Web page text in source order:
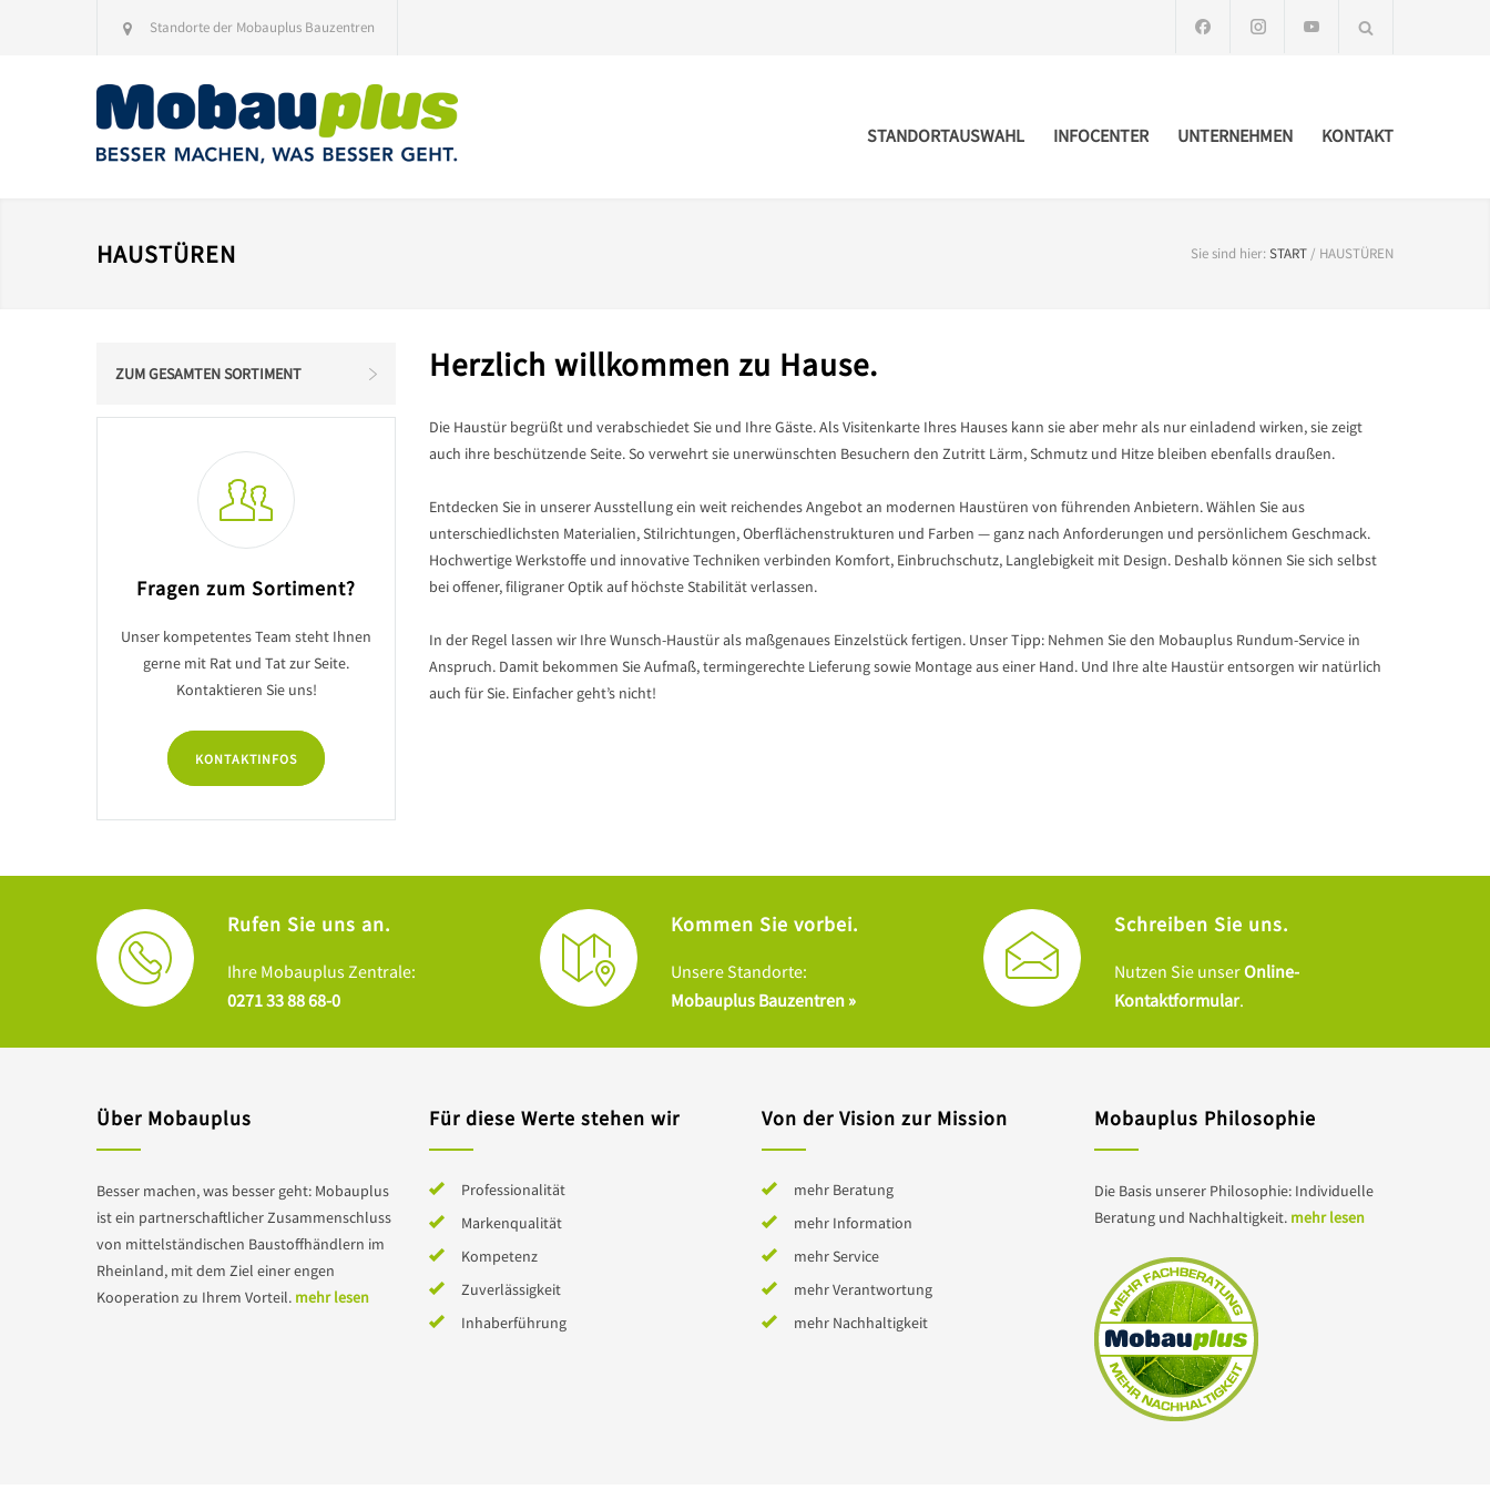
Standorte der Mobauplus Bauzentren
STANDORTAUSWAHL INFOCENTER UNTERNEHMEN KONTAKT
HAUSTÜREN Sie sind hier:START / HAUSTÜREN
ZUM GESAMTEN SORTIMENT
Fragen zum Sortiment?
Unser kompetentes Team steht Ihnen
gerne mit Rat und Tat zur Seite.
Kontaktieren Sie uns!
KONTAKTINFOS
Herzlich willkommen zu Hause.
Die Haustür begrüßt und verabschiedet Sie und Ihre Gäste. Als Visitenkarte Ihres Hauses kann sie aber mehr als nur einladend wirken, sie zeigt
auch ihre beschützende Seite. So verwehrt sie unerwünschten Besuchern den Zutritt Lärm, Schmutz und Hitze bleiben ebenfalls draußen.
Entdecken Sie in unserer Ausstellung ein weit reichendes Angebot an modernen Haustüren von führenden Anbietern. Wählen Sie aus
unterschiedlichsten Materialien, Stilrichtungen, Oberflächenstrukturen und Farben — ganz nach Anforderungen und persönlichem Geschmack.
Hochwertige Werkstoffe und innovative Techniken verbinden Komfort, Einbruchschutz, Langlebigkeit mit Design. Deshalb können Sie sich selbst
bei offener, filigraner Optik auf höchste Stabilität verlassen.
In der Regel lassen wir Ihre Wunsch-Haustür als maßgenaues Einzelstück fertigen. Unser Tipp: Nehmen Sie den Mobauplus Rundum-Service in
Anspruch. Damit bekommen Sie Aufmaß, termingerechte Lieferung sowie Montage aus einer Hand. Und Ihre alte Haustür entsorgen wir natürlich
auch für Sie. Einfacher geht’s nicht!
Rufen Sie uns an.
Ihre Mobauplus Zentrale:
0271 33 88 68-0
Kommen Sie vorbei.
Unsere Standorte:
Mobauplus Bauzentren »
Schreiben Sie uns.
Nutzen Sie unserOnline-
Kontaktformular.
Über Mobauplus
Besser machen, was besser geht: Mobauplus
ist ein partnerschaftlicher Zusammenschluss
von mittelständischen Baustoffhändlern im
Rheinland, mit dem Ziel einer engen
Kooperation zu Ihrem Vorteil. mehr lesen
Für diese Werte stehen wir
Professionalität
Markenqualität
Kompetenz
Zuverlässigkeit
Inhaberführung
Von der Vision zur Mission
mehr Beratung
mehr Information
mehr Service
mehr Verantwortung
mehr Nachhaltigkeit
Mobauplus Philosophie
Die Basis unserer Philosophie: Individuelle
Beratung und Nachhaltigkeit. mehr lesen